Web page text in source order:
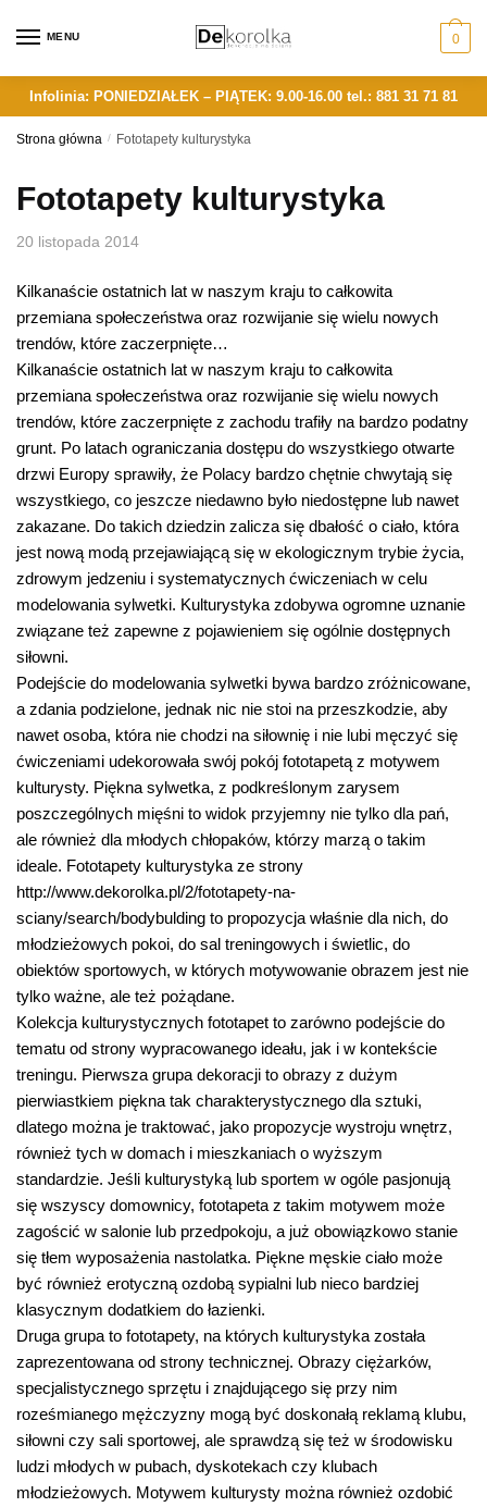
MENU 0
Infolinia: PONIEDZIAŁEK – PIĄTEK: 9.00-16.00 tel.: 881 31 71 81
Strona główna / Fototapety kulturystyka
Fototapety kulturystyka
20 listopada 2014
Kilkanaście ostatnich lat w naszym kraju to całkowita
przemiana społeczeństwa oraz rozwijanie się wielu nowych
trendów, które zaczerpnięte…
Kilkanaście ostatnich lat w naszym kraju to całkowita
przemiana społeczeństwa oraz rozwijanie się wielu nowych
trendów, które zaczerpnięte z zachodu trafiły na bardzo podatny
grunt. Po latach ograniczania dostępu do wszystkiego otwarte
drzwi Europy sprawiły, że Polacy bardzo chętnie chwytają się
wszystkiego, co jeszcze niedawno było niedostępne lub nawet
zakazane. Do takich dziedzin zalicza się dbałość o ciało, która
jest nową modą przejawiającą się w ekologicznym trybie życia,
zdrowym jedzeniu i systematycznych ćwiczeniach w celu
modelowania sylwetki. Kulturystyka zdobywa ogromne uznanie
związane też zapewne z pojawieniem się ogólnie dostępnych
siłowni.
Podejście do modelowania sylwetki bywa bardzo zróżnicowane,
a zdania podzielone, jednak nic nie stoi na przeszkodzie, aby
nawet osoba, która nie chodzi na siłownię i nie lubi męczyć się
ćwiczeniami udekorowała swój pokój fototapetą z motywem
kulturysty. Piękna sylwetka, z podkreślonym zarysem
poszczególnych mięśni to widok przyjemny nie tylko dla pań,
ale również dla młodych chłopaków, którzy marzą o takim
ideale. Fototapety kulturystyka ze strony
http://www.dekorolka.pl/2/fototapety-na-
sciany/search/bodybulding to propozycja właśnie dla nich, do
młodzieżowych pokoi, do sal treningowych i świetlic, do
obiektów sportowych, w których motywowanie obrazem jest nie
tylko ważne, ale też pożądane.
Kolekcja kulturystycznych fototapet to zarówno podejście do
tematu od strony wypracowanego ideału, jak i w kontekście
treningu. Pierwsza grupa dekoracji to obrazy z dużym
pierwiastkiem piękna tak charakterystycznego dla sztuki,
dlatego można je traktować, jako propozycje wystroju wnętrz,
również tych w domach i mieszkaniach o wyższym
standardzie. Jeśli kulturystyką lub sportem w ogóle pasjonują
się wszyscy domownicy, fototapeta z takim motywem może
zagościć w salonie lub przedpokoju, a już obowiązkowo stanie
się tłem wyposażenia nastolatka. Piękne męskie ciało może
być również erotyczną ozdobą sypialni lub nieco bardziej
klasycznym dodatkiem do łazienki.
Druga grupa to fototapety, na których kulturystyka została
zaprezentowana od strony technicznej. Obrazy ciężarków,
specjalistycznego sprzętu i znajdującego się przy nim
roześmianego mężczyzny mogą być doskonałą reklamą klubu,
siłowni czy sali sportowej, ale sprawdzą się też w środowisku
ludzi młodych w pubach, dyskotekach czy klubach
młodzieżowych. Motywem kulturysty można również ozdobić